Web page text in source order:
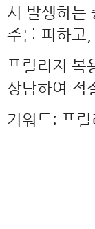
시 발생하는
주를 피하고
프릴리지 복
상담하여 적
키워드: 프